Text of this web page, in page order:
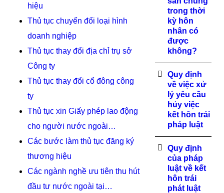
hiệu
Thủ tục chuyển đổi loại hình
doanh nghiệp
Thủ tục thay đổi địa chỉ trụ sở
Công ty
Thủ tục thay đổi cổ đông công
ty
Thủ tục xin Giấy phép lao động
cho người nước ngoài…
Các bước làm thủ tục đăng ký
thương hiệu
Các ngành nghề ưu tiên thu hút
đầu tư nước ngoài tại…
trong thời
kỳ hôn
nhân có
được
không?
Quy định
về việc xử
lý yêu cầu
hủy việc
kết hôn trái
pháp luật
Quy định
của pháp
luật về kết
hôn trái
phát luật